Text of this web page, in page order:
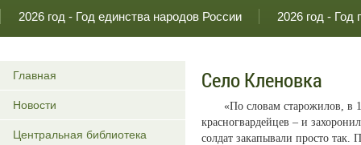
2026 год - Год единства народов России 2026 год -
Главная
Новости
Центральная библиотека
Село Кленовка
«По словам старожилов, в
красногвардейцев – и
солдат закапывали просто так.